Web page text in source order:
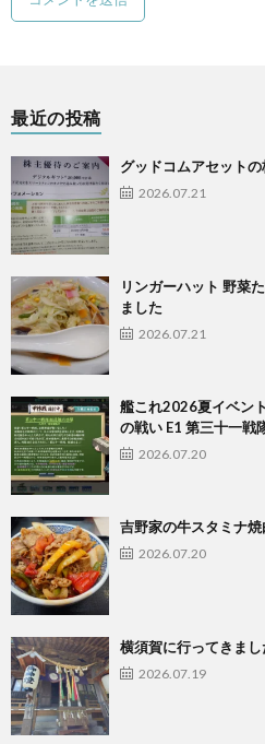
最近の投稿
グッドコムアセット
2026.07.21
リンガーハット 野菜
ました
2026.07.21
艦これ2026夏イベン
の戦い E1 第三十一戦
2026.07.20
吉野家の牛スタミナ
2026.07.20
横須賀に行ってきまし
2026.07.19